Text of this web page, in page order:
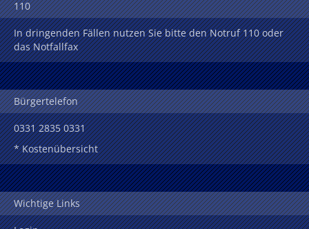
110
In dringenden Fällen nutzen Sie bitte den Notruf 110 oder
das Notfallfax
Bürgertelefon
0331 2835 0331
* Kostenübersicht
Wichtige Links